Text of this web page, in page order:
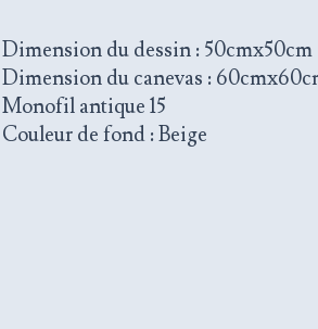
Dimension du dessin : 50cmx50cm
Dimension du canevas :
Monofil antique 15
Couleur de fond : Beige